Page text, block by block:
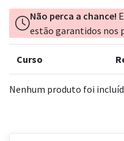
Não perca a chance!
estão garantidos nos
Curso
Nenhum produto foi